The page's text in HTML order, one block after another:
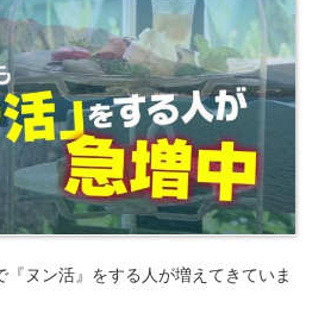
ヌン活』をする人が増えてきていま